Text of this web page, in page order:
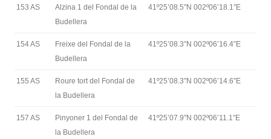
153 AS
Alzina 1 del Fondal de la
Budellera
41º25’08.5″N 002º06’18.1″E
154 AS
Freixe del Fondal de la
Budellera
41º25’08.3″N 002º06’16.4″E
155 AS
Roure tort del Fondal de
la Budellera
41º25’08.3″N 002º06’14.6″E
157 AS
Pinyoner 1 del Fondal de
la Budellera
41º25’07.9″N 002º06’11.1″E